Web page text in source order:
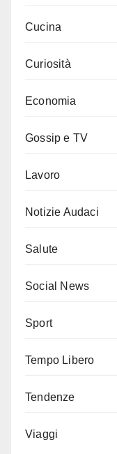
Cucina
Curiosità
Economia
Gossip e TV
Lavoro
Notizie Audaci
Salute
Social News
Sport
Tempo Libero
Tendenze
Viaggi